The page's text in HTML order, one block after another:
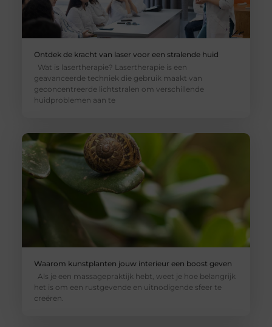
Ontdek de kracht van laser voor een stralende huid
Wat is lasertherapie? Lasertherapie is een
geavanceerde techniek die gebruik maakt van
geconcentreerde lichtstralen om verschillende
huidproblemen aan te
Waarom kunstplanten jouw interieur een boost geven
Als je een massagepraktijk hebt, weet je hoe belangrijk
het is om een rustgevende en uitnodigende sfeer te
creëren.